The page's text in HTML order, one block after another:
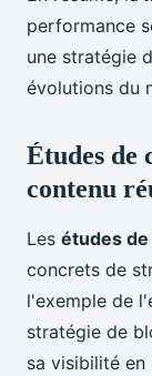
performance
une stratégie
évolutions du
Études de
contenu
Les études de
concrets de
l'exemple de
stratégie de
sa visibilité en